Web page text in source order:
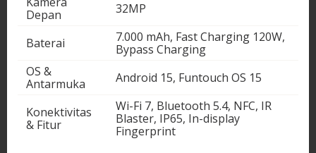
Depan
32MP
Baterai
7.000 mAh, Fast Charging 120W,
Bypass Charging
OS &
Antarmuka
Android 15, Funtouch OS 15
Konektivitas
& Fitur
Wi-Fi 7, Bluetooth 5.4, NFC, IR
Blaster, IP65, In-display
Fingerprint